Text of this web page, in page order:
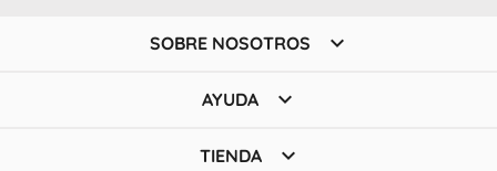
SOBRE NOSOTROS 
AYUDA 
TIENDA 